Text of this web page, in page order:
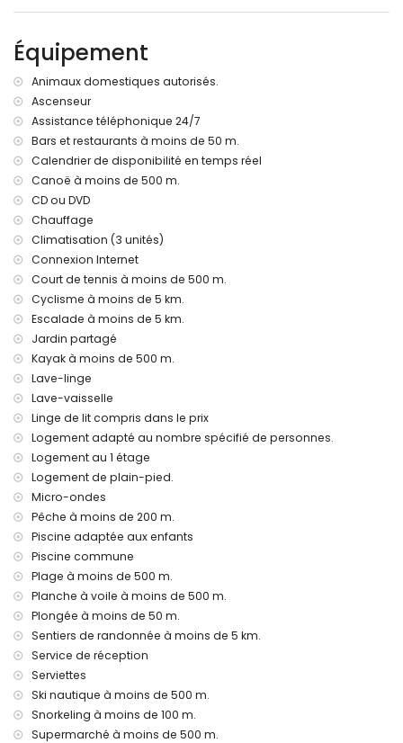
plage la plus proche : El Arenal, Javea (à moins de 500
mètres de l'appartement)
port le plus proche : La Fontana, Javea (à moins de 50
mètres de l'appartement)
parc le plus proche : Montgo (à moins de 4 kilomètres de
l'appartement)
aéroport le plus proche : Alicante (à moins de 100
kilomètres de l'appartement)
kilomètres)
transports publics à proximité : bus à 100 mètres
animaux de compagnie admis
L'immeuble où se trouve l'hébergement dispose d'un
ascenseur.
L'hébergement est très adapté pour les familles avec
enfants
Installations et services privés inclus dans le prix de
location
internet (WiFi)
fer et planche à repasser
linge de lit et serviettes
service de réception et service d'urgence 24h/24
chauffage de l'air et climatisation
Installations / services communs
zone de fitness et court de paddle
installations de bien-être
Installations et services privés avec supplément
service d'aéroport
lit supplémentaire et lit/berceau pour enfant (sur demande)
Activités de divertissement et de loisirs pour vos vacances
à Javea, Costa Blanca
discothèque, bar, promenade (El Arenal et Javea) (à moins
de 500 mètres de la maison)
cinéma et théâtre (à moins de 5 kilomètres de la maison)
Sites et culture à Javea, Costa Blanca
Équipement
Animaux domestiques autorisés.
Ascenseur
Assistance téléphonique 24/7
Bars et restaurants à moins de 50 m.
Calendrier de disponibilité en temps réel
Canoë à moins de 500 m.
CD ou DVD
Chauffage
Climatisation (3 unités)
Connexion Internet
Court de tennis à moins de 500 m.
Cyclisme à moins de 5 km.
Escalade à moins de 5 km.
Jardin partagé
Kayak à moins de 500 m.
Lave-linge
Lave-vaisselle
Linge de lit compris dans le prix
Logement adapté au nombre spécifié de personnes.
Logement au 1 étage
Logement de plain-pied.
Micro-ondes
Pêche à moins de 200 m.
Piscine adaptée aux enfants
Piscine commune
Plage à moins de 500 m.
Planche à voile à moins de 500 m.
Plongée à moins de 50 m.
Sentiers de randonnée à moins de 5 km.
Service de réception
Serviettes
Ski nautique à moins de 500 m.
Snorkeling à moins de 100 m.
Supermarché à moins de 500 m.